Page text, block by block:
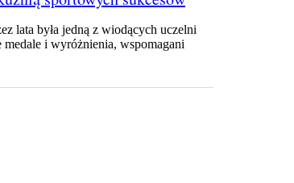
lata była jedną z wiodących uczelni
i wyróżnienia, wspomagani